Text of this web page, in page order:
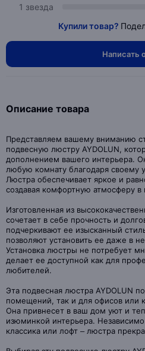
1 звезда
Купили товар?
Написать
Описание товара
Представляем вашему вниманию
подвесную люстру AYDOLUN,
дополнением вашего интерьера.
любую комнату благодаря своему
Люстра обеспечивает яркое и
создавая комфортную атмосферу
Изготовленная из
сочетает в себе прочность и
подчеркивают ее изысканный
позволяют установить ее даже в
Установка люстры не потребует
делает ее доступной как для
любителей.
Эта подвесная люстра AYDOLUN
помещений, так и для офисов или
Она привнесет в ваш дом уют и
изюминкой интерьера.
классика или лофт – люстра